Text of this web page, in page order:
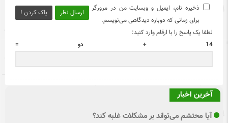
ارسال نظر پاک کردن !
ذخیره نام، ایمیل و وبسایت من در مرورگر
برای زمانی که دوباره دیدگاهی می‌نویسم.
لطفا یک پاسخ را با ارقام وارد کنید:
14 + دو =
آخرین اخبار
آیا محتشم می‌تواند بر مشکلات غلبه کند؟